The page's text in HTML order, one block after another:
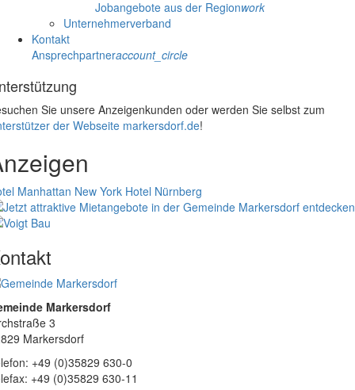
Jobangebote aus der Regionwork
Unternehmerverband
Kontakt
Ansprechpartneraccount_circle
Sie unsere Anzeigenkunden oder werden Sie selbst zum
der Webseite markersdorf.de!
Manhattan New York Hotel Nürnberg
Markersdorf
3
Markersdorf
+49 (0)35829 630-0
+49 (0)35829 630-11